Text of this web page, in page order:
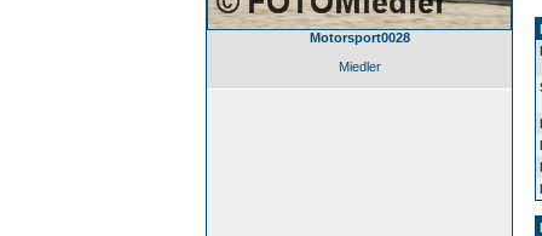
Motorsport0028
Miedler